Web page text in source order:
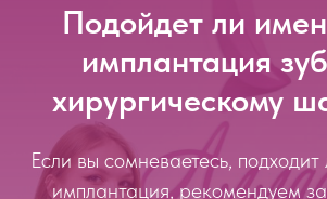
Подойдет ли
имплантация
хирургическому
Если вы сомневаетесь,
имплантация, рекомендуем